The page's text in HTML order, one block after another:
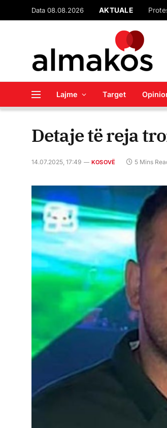
Data 08.08.2026 AKTUALE
Lajme Target
Detaje të reja
14.07.2025, 17:49 KOSOVË 5 Mins